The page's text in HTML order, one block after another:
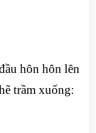
hôn hôn lên
trầm xuống: